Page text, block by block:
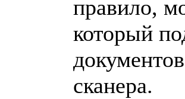
правило,
который
сканера.